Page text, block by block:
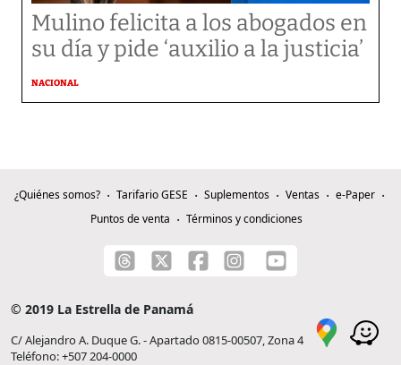
Mulino felicita a los abogados en
su día y pide ‘auxilio a la justicia’
NACIONAL
¿Quiénes somos? Tarifario GESE Suplementos Ventas
e-Paper
Puntos de venta
Términos y condiciones
© 2019 La Estrella de Panamá
C/ Alejandro A. Duque G. - Apartado 0815-00507, Zona 4
Teléfono: +507 204-0000